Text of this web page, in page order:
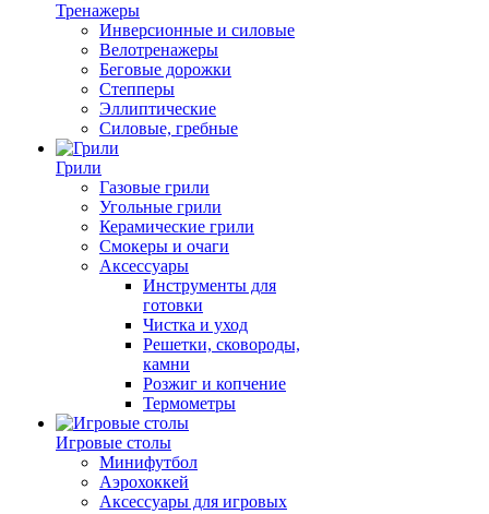
Тренажеры
Инверсионные и силовые
Велотренажеры
Беговые дорожки
Степперы
Эллиптические
Силовые, гребные
Грили
Газовые грили
Угольные грили
Керамические грили
Смокеры и очаги
Аксессуары
Инструменты для
готовки
Чистка и уход
Решетки, сковороды,
камни
Розжиг и копчение
Термометры
Игровые столы
Минифутбол
Аэрохоккей
Аксессуары для игровых